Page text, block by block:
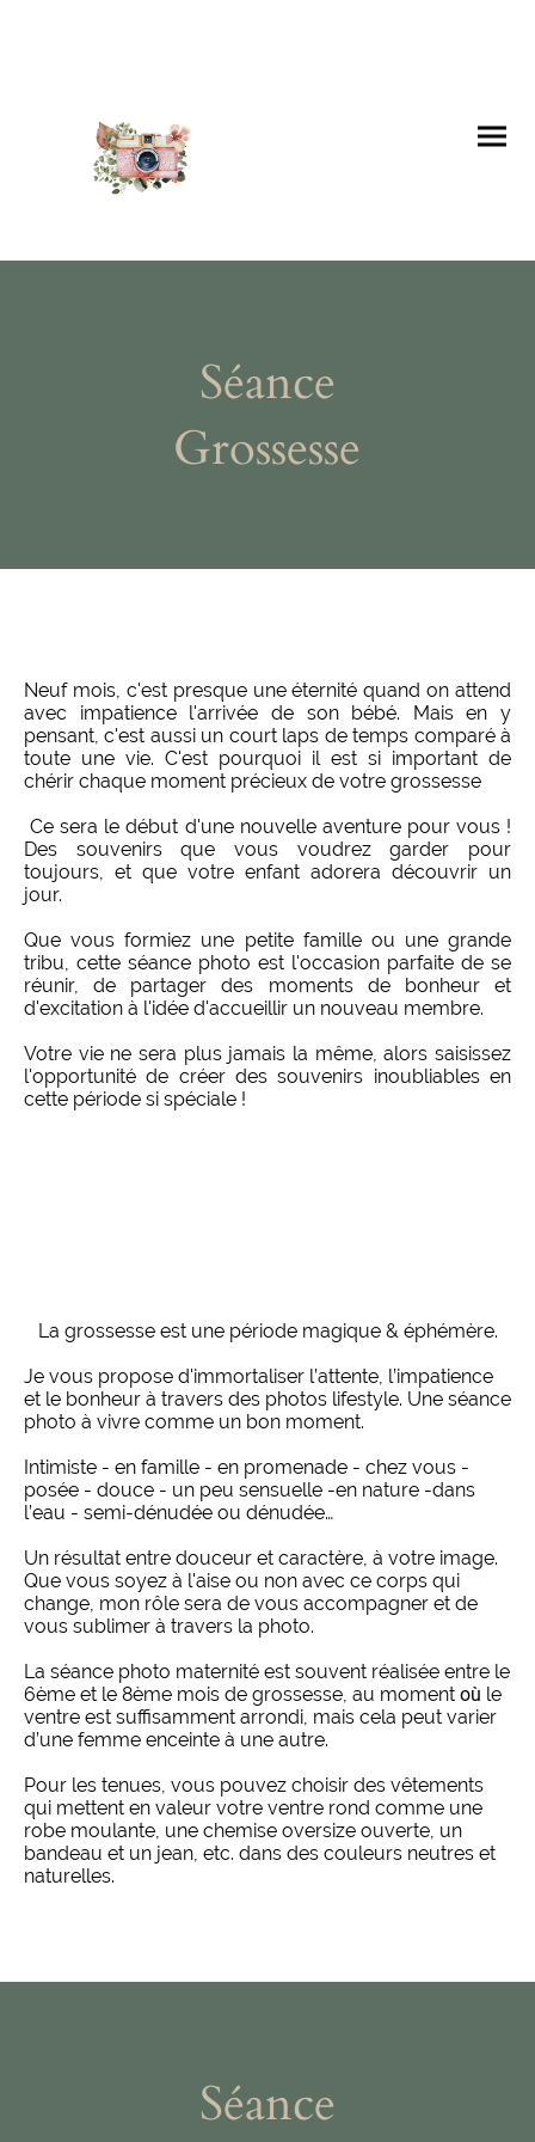
Séance
Grossesse
Neuf mois, c'est presque une éternité quand on attend
avec impatience l'arrivée de son bébé. Mais en y
pensant, c'est aussi un court laps de temps comparé à
toute une vie. C'est pourquoi il est si important de
chérir chaque moment précieux de votre grossesse
Ce sera le début d'une nouvelle aventure pour vous !
Des souvenirs que vous voudrez garder pour
toujours, et que votre enfant adorera découvrir un
jour.
Que vous formiez une petite famille ou une grande
tribu, cette séance photo est l'occasion parfaite de se
réunir, de partager des moments de bonheur et
d'excitation à l'idée d'accueillir un nouveau membre.
Votre vie ne sera plus jamais la même, alors saisissez
l'opportunité de créer des souvenirs inoubliables en
cette période si spéciale !
La grossesse est une période magique & éphémère.
Je vous propose d'immortaliser l’attente, l’impatience
et le bonheur à travers des photos lifestyle. Une séance
photo à vivre comme un bon moment.
Intimiste - en famille - en promenade - chez vous -
posée - douce - un peu sensuelle -en nature -dans
l’eau - semi-dénudée ou dénudée…
Un résultat entre douceur et caractère, à votre image.
Que vous soyez à l'aise ou non avec ce corps qui
change, mon rôle sera de vous accompagner et de
vous sublimer à travers la photo.
La séance photo maternité est souvent réalisée entre le
6ème et le 8ème mois de grossesse, au moment où le
ventre est suffisamment arrondi, mais cela peut varier
d’une femme enceinte à une autre.
Pour les tenues, vous pouvez choisir des vêtements
qui mettent en valeur votre ventre rond comme une
robe moulante, une chemise oversize ouverte, un
bandeau et un jean, etc. dans des couleurs neutres et
naturelles.
Séance